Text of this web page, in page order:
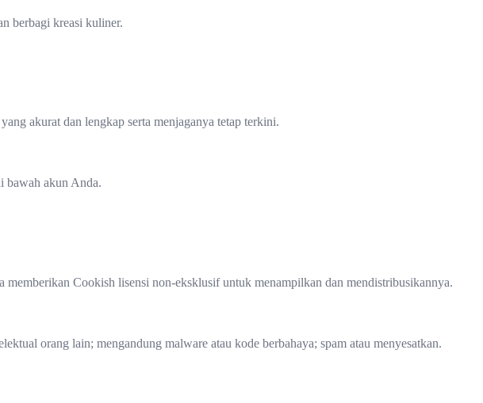
berbagi kreasi kuliner.
akurat dan lengkap serta menjaganya tetap terkini.
bawah akun Anda.
Cookish lisensi non-eksklusif untuk menampilkan dan mendistribusikannya.
orang lain; mengandung malware atau kode berbahaya; spam atau menyesatkan.